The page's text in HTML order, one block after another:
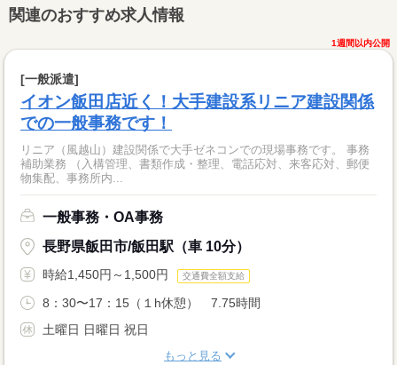
関連のおすすめ求人情報
1週間以内公開
[一般派遣]
イオン飯田店近く！大手建設系リニア建設関係
での一般事務です！
リニア（風越山）建設関係で大手ゼネコンでの現場事務です。 事務
補助業務 （入構管理、書類作成・整理、電話応対、来客応対、郵便
物集配、事務所内...
一般事務・OA事務
長野県飯田市/飯田駅（車 10分）
時給1,450円～1,500円 交通費全額支給
8：30〜17：15（１h休憩） 7.75時間
土曜日 日曜日 祝日
もっと見る